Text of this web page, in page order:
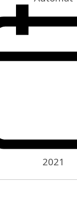
2021